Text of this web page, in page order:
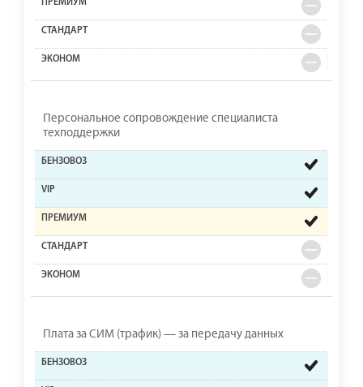
Персональное сопровождение специалиста
техподдержки
Плата за СИМ (трафик) — за передачу данных